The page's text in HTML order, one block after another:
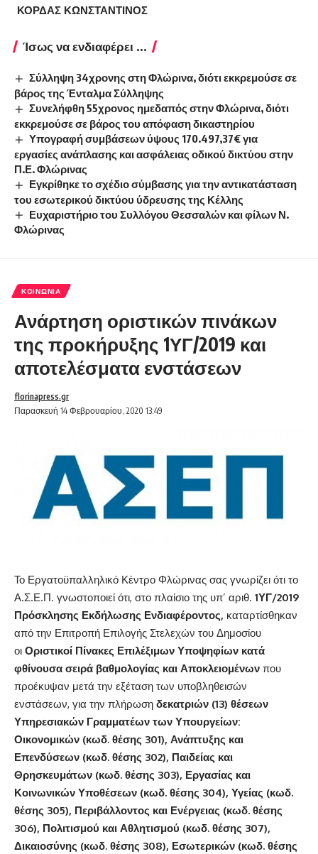
ΚΟΡΔΑΣ ΚΩΝΣΤΑΝΤΙΝΟΣ
Ίσως να ενδιαφέρει ...
Σύλληψη 34χρονης στη Φλώρινα, διότι εκκρεμούσε σε
βάρος της Ένταλμα Σύλληψης
Συνελήφθη 55χρονος ημεδαπός στην Φλώρινα, διότι
εκκρεμούσε σε βάρος του απόφαση δικαστηρίου
Υπογραφή συμβάσεων ύψους 170.497,37€ για
εργασίες ανάπλασης και ασφάλειας οδικού δικτύου στην
Π.Ε. Φλώρινας
Εγκρίθηκε το σχέδιο σύμβασης για την αντικατάσταση
του εσωτερικού δικτύου ύδρευσης της Κέλλης
Ευχαριστήριο του Συλλόγου Θεσσαλών και φίλων Ν.
Φλώρινας
ΚΟΙΝΩΝΊΑ
Ανάρτηση οριστικών πινάκων
της προκήρυξης 1ΥΓ/2019 και
αποτελέσματα ενστάσεων
Παρασκευή 14 Φεβρουαρίου, 2020 13:49
florinapress.gr
Το Εργατοϋπαλληλικό Κέντρο Φλώρινας σας γνωρίζει ότι το
Α.Σ.Ε.Π. γνωστοποιεί ότι, στο πλαίσιο της υπ’ αριθ. 1ΥΓ/2019
Πρόσκλησης Εκδήλωσης Ενδιαφέροντος, καταρτίσθηκαν
από την Επιτροπή Επιλογής Στελεχών του Δημοσίου
οι Οριστικοί Πίνακες Επιλέξιμων Υποψηφίων κατά
φθίνουσα σειρά βαθμολογίας και Αποκλειομένων που
προέκυψαν μετά την εξέταση των υποβληθεισών
ενστάσεων, για την πλήρωση δεκατριών (13) θέσεων
Υπηρεσιακών Γραμματέων των Υπουργείων:
Οικονομικών (κωδ. θέσης 301), Ανάπτυξης και
Επενδύσεων (κωδ. θέσης 302), Παιδείας και
Θρησκευμάτων (κωδ. θέσης 303), Εργασίας και
Κοινωνικών Υποθέσεων (κωδ. θέσης 304), Υγείας (κωδ.
θέσης 305), Περιβάλλοντος και Ενέργειας (κωδ. θέσης
306), Πολιτισμού και Αθλητισμού (κωδ. θέσης 307),
Δικαιοσύνης (κωδ. θέσης 308), Εσωτερικών (κωδ. θέσης